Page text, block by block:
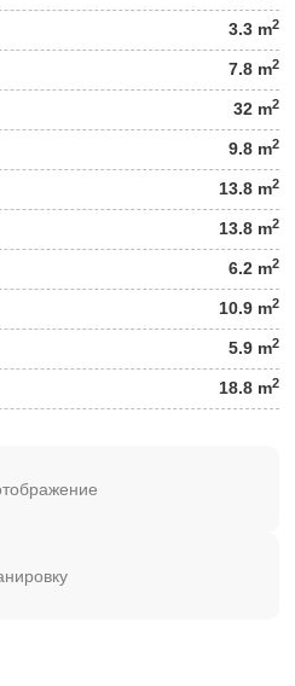
3.3 m2
7.8 m2
32 m2
9.8 m2
13.8 m2
13.8 m2
6.2 m2
10.9 m2
5.9 m2
18.8 m2